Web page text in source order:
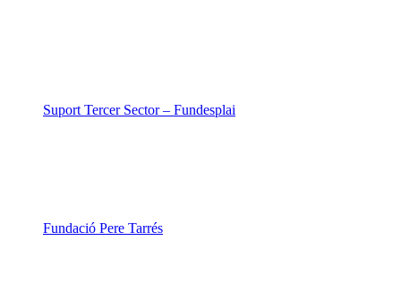
Suport Tercer Sector – Fundesplai
Fundació Pere Tarrés